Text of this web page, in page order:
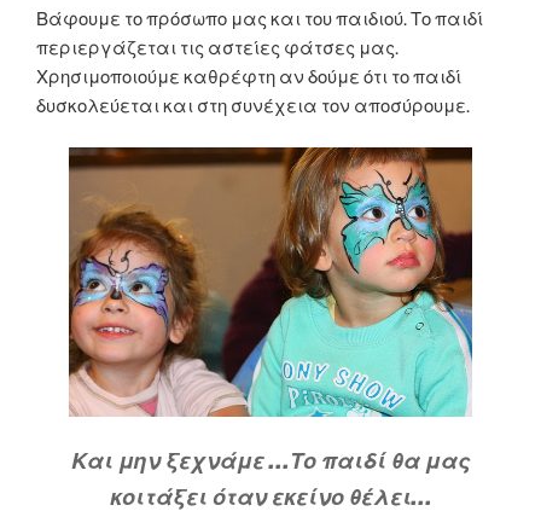
Βάφουμε το πρόσωπο μας και του παιδιού. Το παιδί
περιεργάζεται τις αστείες φάτσες μας.
Χρησιμοποιούμε καθρέφτη αν δούμε ότι το παιδί
δυσκολεύεται και στη συνέχεια τον αποσύρουμε.
Και μην ξεχνάμε …Το παιδί θα μας
κοιτάξει όταν εκείνο θέλει…